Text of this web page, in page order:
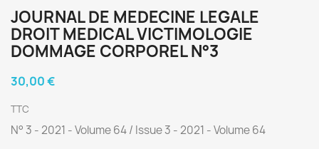
JOURNAL DE MEDECINE LEGALE
DROIT MEDICAL VICTIMOLOGIE
DOMMAGE CORPOREL N°3
30,00 €
TTC
N° 3 - 2021 - Volume 64 / Issue 3 - 2021 - Volume 64